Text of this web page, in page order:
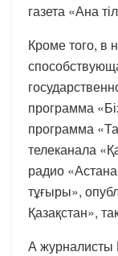
газета «Ана
Кроме того, в
программа
программа
телеканала
радио
тұғыры»,
Қазақстан»,
А